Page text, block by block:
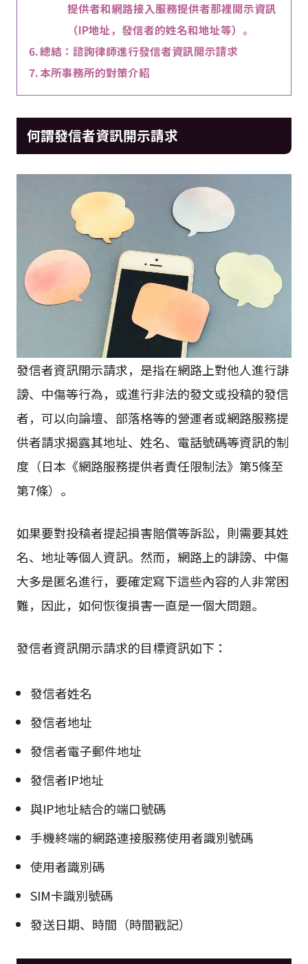
提供者和網路接入服務提供者那裡開示資訊
（IP地址，發信者的姓名和地址等）。
總結：諮詢律師進行發信者資訊開示請求
本所事務所的對策介紹
何謂發信者資訊開示請求
發信者資訊開示請求，是指在網路上對他人進行誹
謗、中傷等行為，或進行非法的發文或投稿的發信
者，可以向論壇、部落格等的營運者或網路服務提
供者請求揭露其地址、姓名、電話號碼等資訊的制
度（日本《網路服務提供者責任限制法》第5條至
第7條）。
如果要對投稿者提起損害賠償等訴訟，則需要其姓
名、地址等個人資訊。然而，網路上的誹謗、中傷
大多是匿名進行，要確定寫下這些內容的人非常困
難，因此，如何恢復損害一直是一個大問題。
發信者資訊開示請求的目標資訊如下：
發信者姓名
發信者地址
發信者電子郵件地址
發信者IP地址
與IP地址結合的端口號碼
手機終端的網路連接服務使用者識別號碼
使用者識別碼
SIM卡識別號碼
發送日期、時間（時間戳記）